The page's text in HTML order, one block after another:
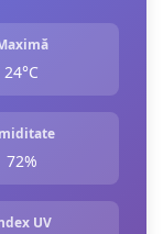
24°C
72%
UV